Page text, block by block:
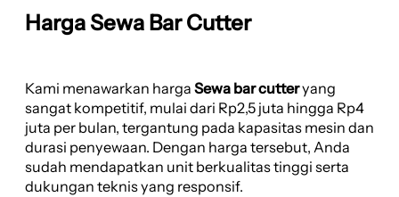
Harga Sewa Bar Cutter
Kami menawarkan harga Sewa bar cutteryang
sangat kompetitif, mulai dari Rp2,5 juta hingga Rp4
juta per bulan, tergantung pada kapasitas mesin dan
durasi penyewaan. Dengan harga tersebut, Anda
sudah mendapatkan unit berkualitas tinggi serta
dukungan teknis yang responsif.